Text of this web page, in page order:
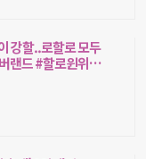
강할..로할로 모두
랜드 #할로윈위키